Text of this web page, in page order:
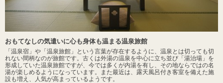
おもてなしの気遣いに心も身体も温まる温泉旅館
「温泉宿」や「温泉旅館」という言葉が存在するように、温泉とは切っても切
れない間柄なのが旅館です。古くは外湯の温泉を中心に立ち並び「湯治場」を
形成していた温泉旅館ですが、今では多くが内湯を有し、その地ならではの名
湯が楽しめるようになっています。また最近は、露天風呂付き客室を備えた施
設も増え、人気が高まっているようです。